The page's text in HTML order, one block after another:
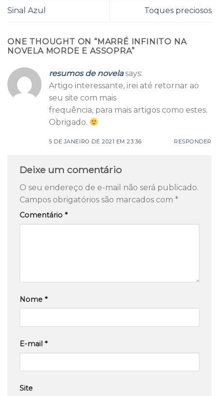
Sinal Azul Toques preciosos
ONE THOUGHT ON “MARRÉ INFINITO NA
NOVELA MORDE E ASSOPRA”
resumos de novela says:
Artigo interessante, irei até retornar ao
seu site com mais
frequência, para mais artigos como estes.
Obrigado.
5 DE JANEIRO DE 2021 EM 23:36 RESPONDER
Deixe um comentário
O seu endereço de e-mail não será publicado.
Campos obrigatórios são marcados com *
Comentário *
Nome *
E-mail *
Site